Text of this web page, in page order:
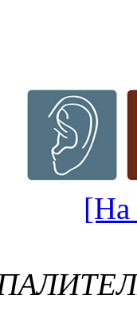
[На